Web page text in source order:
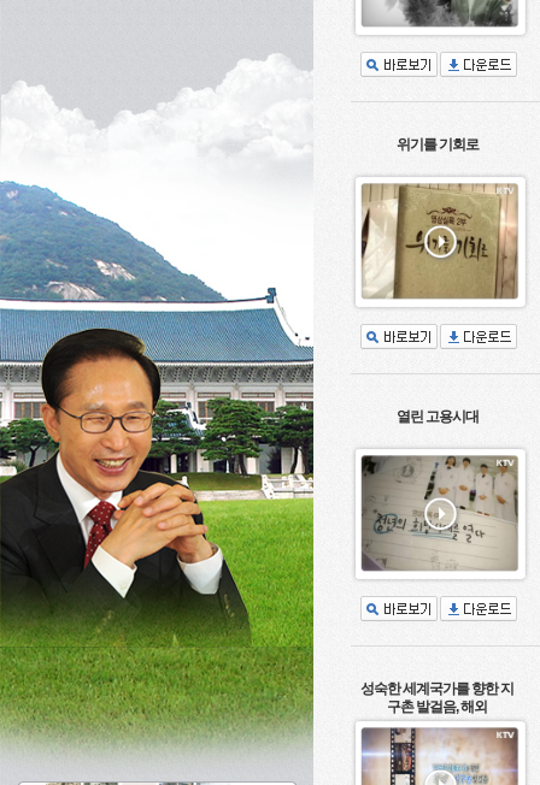
위기를 기회로
열린 고용시대
성숙한 세계국가를 향한 지
구촌 발걸음, 해외